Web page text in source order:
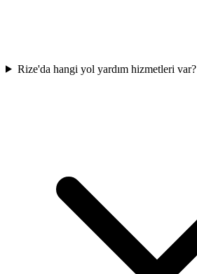
Rize'da hangi yol yardım hizmetleri var?